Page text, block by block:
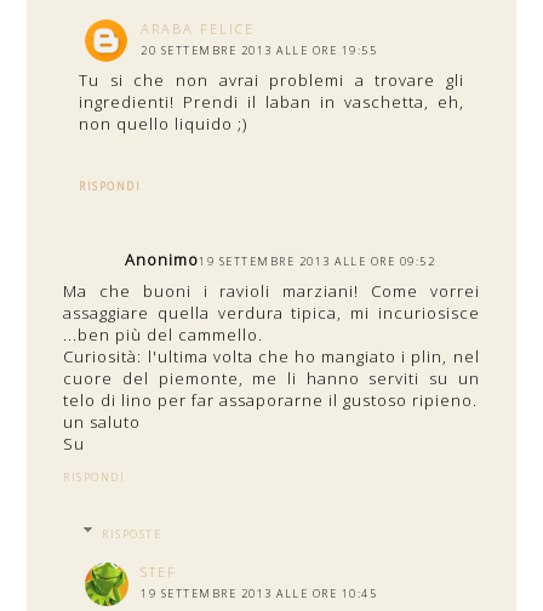
ARABA FELICE
20 SETTEMBRE 2013 ALLE ORE 19:55
Tu si che non avrai problemi a trovare gli
ingredienti! Prendi il laban in vaschetta, eh,
non quello liquido ;)
RISPONDI
Anonimo19 SETTEMBRE 2013 ALLE ORE 09:52
Ma che buoni i ravioli marziani! Come vorrei
assaggiare quella verdura tipica, mi incuriosisce
...ben più del cammello.
Curiosità: l'ultima volta che ho mangiato i plin, nel
cuore del piemonte, me li hanno serviti su un
telo di lino per far assaporarne il gustoso ripieno.
un saluto
Su
RISPONDI
RISPOSTE
STEF
19 SETTEMBRE 2013 ALLE ORE 10:45